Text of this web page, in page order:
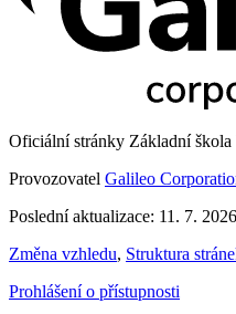
Oficiální stránky Základní
Provozovatel Galileo
Poslední aktualizace: 11. 7. 2026
Změna vzhledu, Struktura
Prohlášení o přístupnosti